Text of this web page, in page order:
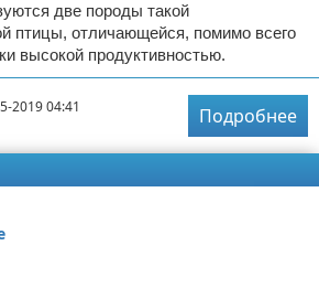
две породы такой
птицы, отличающейся, помимо всего
высокой продуктивностью.
2019 04:41
Подробнее